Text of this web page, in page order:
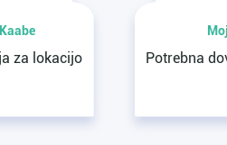
za lokacijo Potrebna